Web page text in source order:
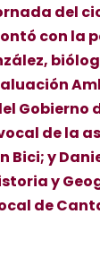
del
con la
Gobierno
de la
Bici; y
y
de